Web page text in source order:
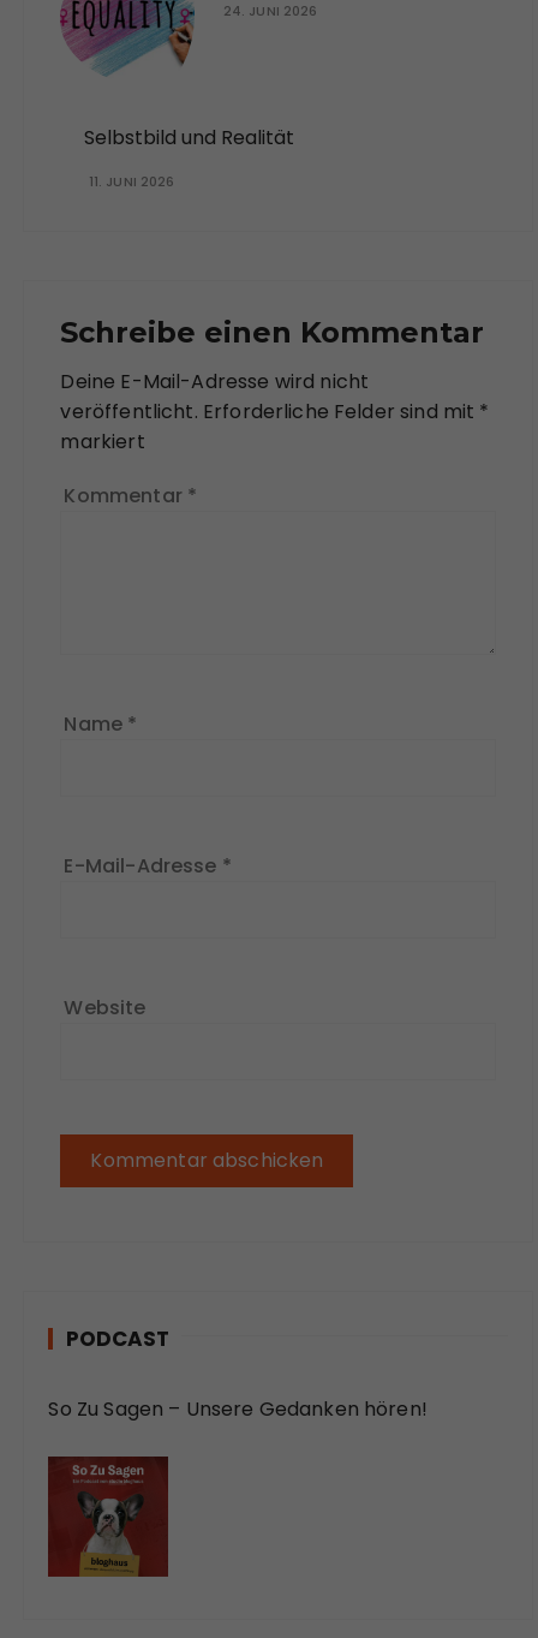
24. JUNI 2026
Selbstbild und Realität
11. JUNI 2026
Schreibe einen Kommentar
Deine E-Mail-Adresse wird nicht
veröffentlicht. Erforderliche Felder sind mit *
markiert
Kommentar *
Name *
E-Mail-Adresse *
Website
PODCAST
So Zu Sagen – Unsere Gedanken hören!